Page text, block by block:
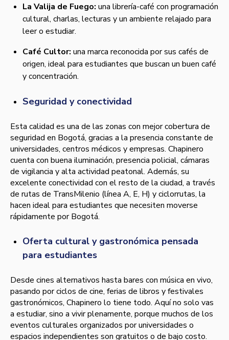
La Valija de Fuego: una librería-café con programación
cultural, charlas, lecturas y un ambiente relajado para
leer o estudiar.
Café Cultor: una marca reconocida por sus cafés de
origen, ideal para estudiantes que buscan un buen café
y concentración.
Seguridad y conectividad
Esta calidad es una de las zonas con mejor cobertura de
seguridad en Bogotá, gracias a la presencia constante de
universidades, centros médicos y empresas. Chapinero
cuenta con buena iluminación, presencia policial, cámaras
de vigilancia y alta actividad peatonal. Además, su
excelente conectividad con el resto de la ciudad, a través
de rutas de TransMilenio (línea A, E, H) y ciclorrutas, la
hacen ideal para estudiantes que necesiten moverse
rápidamente por Bogotá.
Oferta cultural y gastronómica pensada
para estudiantes
Desde cines alternativos hasta bares con música en vivo,
pasando por ciclos de cine, ferias de libros y festivales
gastronómicos, Chapinero lo tiene todo. Aquí no solo vas
a estudiar, sino a vivir plenamente, porque muchos de los
eventos culturales organizados por universidades o
espacios independientes son gratuitos o de bajo costo.